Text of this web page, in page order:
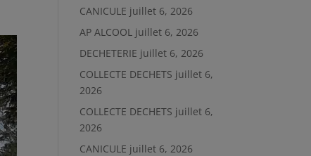
CANICULE juillet 6, 2026
AP ALCOOL juillet 6, 2026
DECHETERIE juillet 6, 2026
COLLECTE DECHETS juillet 6,
2026
COLLECTE DECHETS juillet 6,
2026
CANICULE juillet 6, 2026